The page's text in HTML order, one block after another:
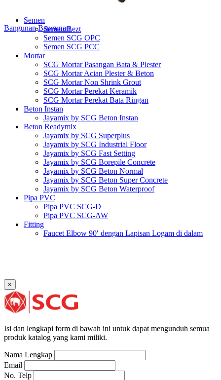
Bangunan Bangunan
Semen
Semen Bezt
Semen SCG OPC
Semen SCG PCC
Mortar
SCG Mortar Pasangan Bata & Plester
SCG Mortar Acian Plester & Beton
SCG Mortar Non Shrink Grout
SCG Mortar Perekat Keramik
SCG Mortar Perekat Bata Ringan
Beton Instan
Jayamix by SCG Beton Instan
Beton Readymix
Jayamix by SCG Superplus
Jayamix by SCG Industrial Floor
Jayamix by SCG Fast Setting
Jayamix by SCG Borepile Concrete
Jayamix by SCG Beton Normal
Jayamix by SCG Beton Super Concrete
Jayamix by SCG Beton Waterproof
Pipa PVC
Pipa PVC SCG-D
Pipa PVC SCG-AW
Fitting
Faucet Elbow 90′ dengan Lapisan Logam di dalam
Plug SCG AW
Shinkolite
Atap Akrilik Shinkolite Shade
×
Isi dan lengkapi form di bawah ini untuk dapat mengunduh semua
produk katalog yang kami miliki.
Nama Lengkap
Email
No. Telp